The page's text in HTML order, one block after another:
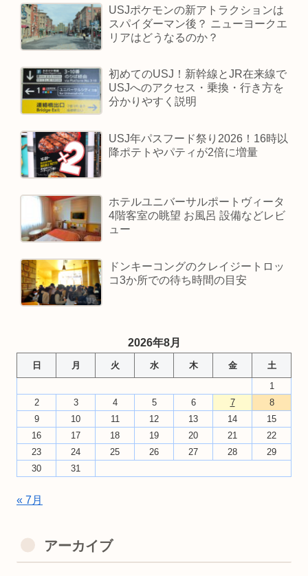
USJポケモンの新アトラクションは
スパイダーマン後？ ニューヨークエ
リアはどうなるのか？
初めてのUSJ！新幹線とJR在来線で
USJへのアクセス・乗換・行き方を
分かりやすく説明
USJ年パスフード祭り2026！16時以
降ポテトやパティが2倍に増量
ホテルユニバーサルポートヴィータ
4階客室の眺望 お風呂 設備などレビ
ュー
ドンキーコングのクレイジートロッ
コ3か所での待ち時間の目安
2026年8月
日 月 火 水 木 金
土
1
2
3 4 5 6 7
8
9
10 11 12 13 14
15
16
17 18 19 20 21
22
23
24 25 26 27 28
29
30
31
« 7月
アーカイブ